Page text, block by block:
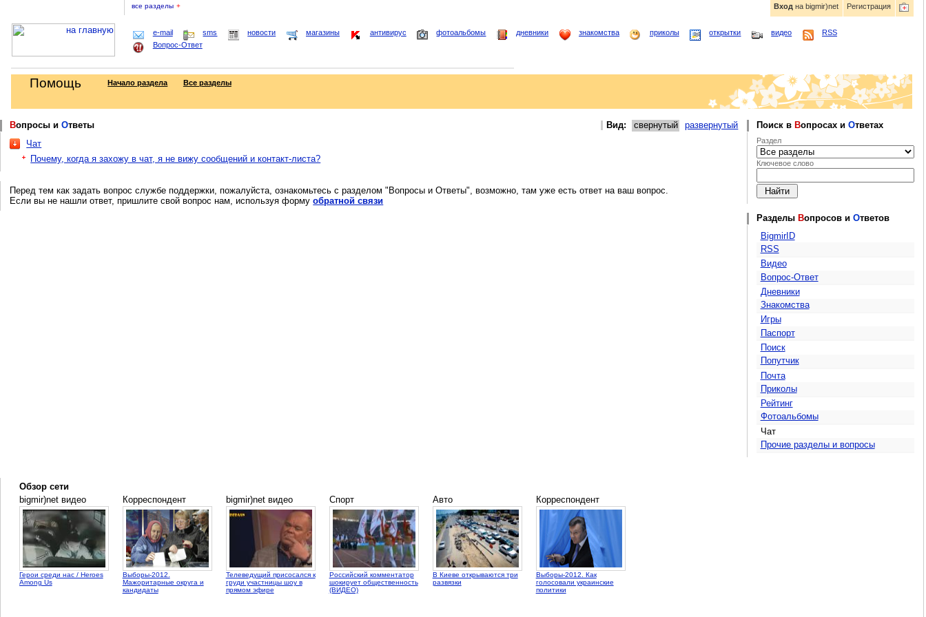
все разделы + Регистрация
Вход на bigmir)net
e-mail sms новости магазины антивирус фотоальбомы дневники знакомства приколы открытки видео
RSS
Вопрос-Ответ
Помощь Начало раздела Все разделы
Вопросы иОтветы Вид: свернутый развернутый
Чат
Почему, когда я захожу в чат, я не вижу сообщений и контакт-листа?
Перед тем как задать вопрос службе поддержки, пожалуйста, ознакомьтесь с разделом "Вопросы и Ответы", возможно, там уже есть ответ на ваш вопрос.
Если вы не нашли ответ, пришлите свой вопрос нам, используя формуобратной связи
Поиск в Вопросах иОтветах
Раздел
Ключевое слово
Разделы Вопросов иОтветов
BigmirID
RSS
Видео
Вопрос-Ответ
Дневники
Знакомства
Игры
Паспорт
Поиск
Попутчик
Почта
Приколы
Рейтинг
Фотоальбомы
Чат
Прочие разделы и вопросы
Обзор сети
bigmir)net видео
Герои среди нас / Heroes
Among Us
Корреспондент
Выборы-2012.
Мажоритарные округа и
кандидаты
bigmir)net видео
Телеведущий присосался к
груди участницы шоу в
прямом эфире
Спорт
Российский комментатор
шокирует общественность
(ВИДЕО)
Авто
В Киеве открываются три
развязки
Корреспондент
Выборы-2012. Как
голосовали украинские
политики